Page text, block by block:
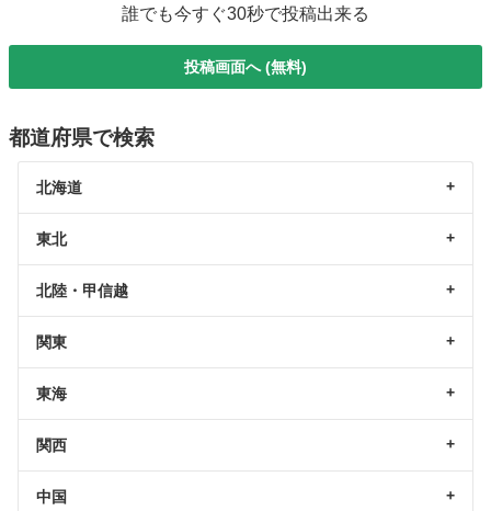
誰でも今すぐ30秒で投稿出来る
投稿画面へ (無料)
都道府県で検索
北海道
東北
北陸・甲信越
関東
東海
関西
中国